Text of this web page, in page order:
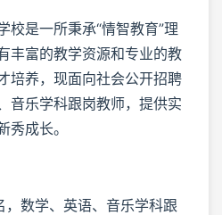
校是一所秉承“情智教育”理
丰富的教学资源和专业的教
培养，现面向社会公开招聘
音乐学科跟岗教师，提供实
秀成长。
数学、英语、音乐学科跟